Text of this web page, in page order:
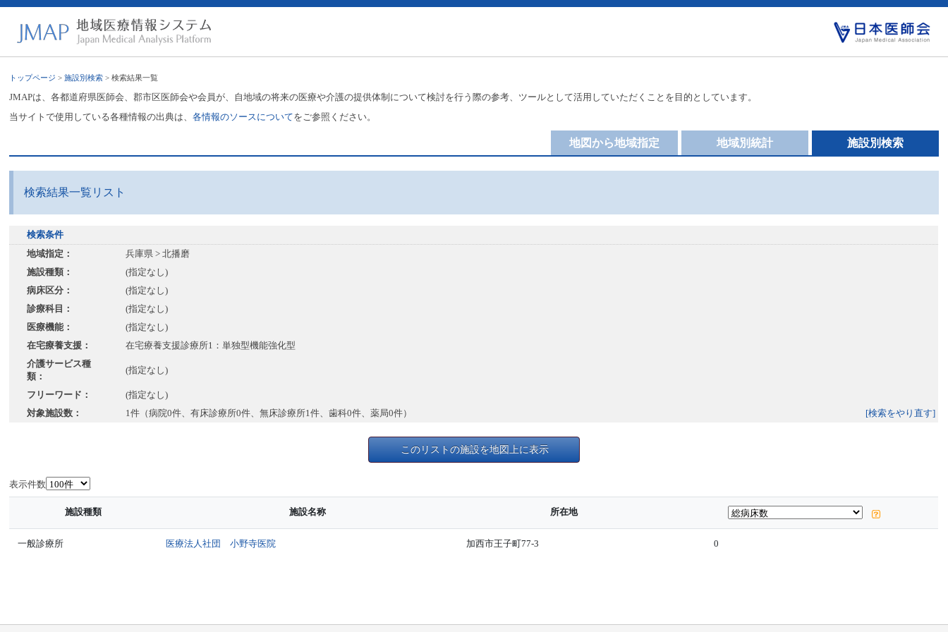
トップページ >施設別検索 > 検索結果一覧
JMAPは、各都道府県医師会、郡市区医師会や会員が、自地域の将来の医療や介護の提供体制について検討を行う際の参考、ツールとして活用していただくことを目的としています。
当サイトで使用している各種情報の出典は、各情報のソースについてをご参照ください。
施設別検索
地域別統計
地図から地域指定
検索結果一覧リスト
検索条件
地域指定：
兵庫県 > 北播磨
施設種類：
(指定なし)
病床区分：
(指定なし)
診療科目：
(指定なし)
医療機能：
(指定なし)
在宅療養支援：
在宅療養支援診療所1：単独型機能強化型
介護サービス種
類：
(指定なし)
フリーワード：
(指定なし)
対象施設数：
1件（病院0件、有床診療所0件、無床診療所1件、歯科0件、薬局0件） [検索をやり直す]
このリストの施設を地図上に表示
表示件数
施設種類 施設名称 所在地
一般診療所 医療法人社団 小野寺医院 加西市王子町77-3 0